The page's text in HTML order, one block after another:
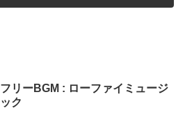
フリーBGM : ローファイミュージ
ック